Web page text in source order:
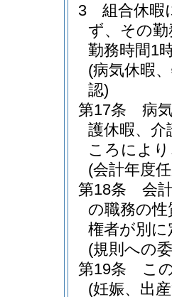
3
組合休暇
ず、その
勤務時間1
(病気休暇
認)
第17条
病
護休暇、
ころによ
(会計年度
第18条
会
の職務の
権者が別
(規則への
第19条
こ
(妊娠、出